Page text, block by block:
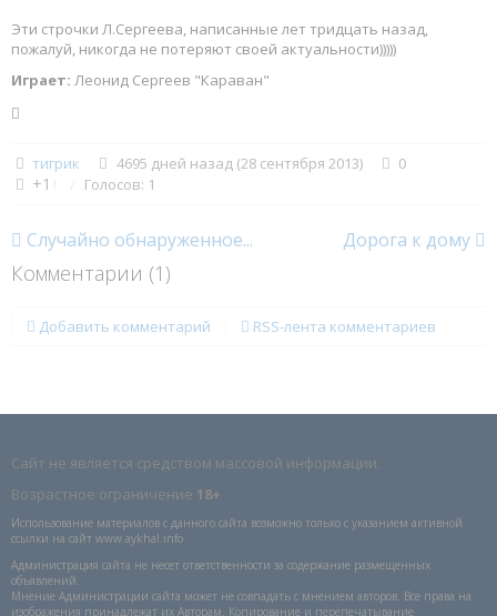
Эти строчки Л.Сергеева, написанные лет тридцать назад,
пожалуй, никогда не потеряют своей актуальности)))))
Играет: Леонид Сергеев "Караван"
тигрик 4695 дней назад (28 сентября 2013) 0
+1 Голосов: 1
Случайно обнаруженное... Дорога к дому
Комментарии (1)
Добавить комментарий RSS-лента комментариев
Сайт не является средством массовой информации.
Возрастное ограничение 18+
Использование материалов с данного сайта возможно только с указанием активной
ссылки на сайт www.aykhal.info
Администрация сайта не несет ответственности за содержание размещенных
объявлений.
Мнение Администрации сайта может не совпадать с мнением авторов. Все права на
изображения принадлежат их Авторам. Копирование и перепечатывание